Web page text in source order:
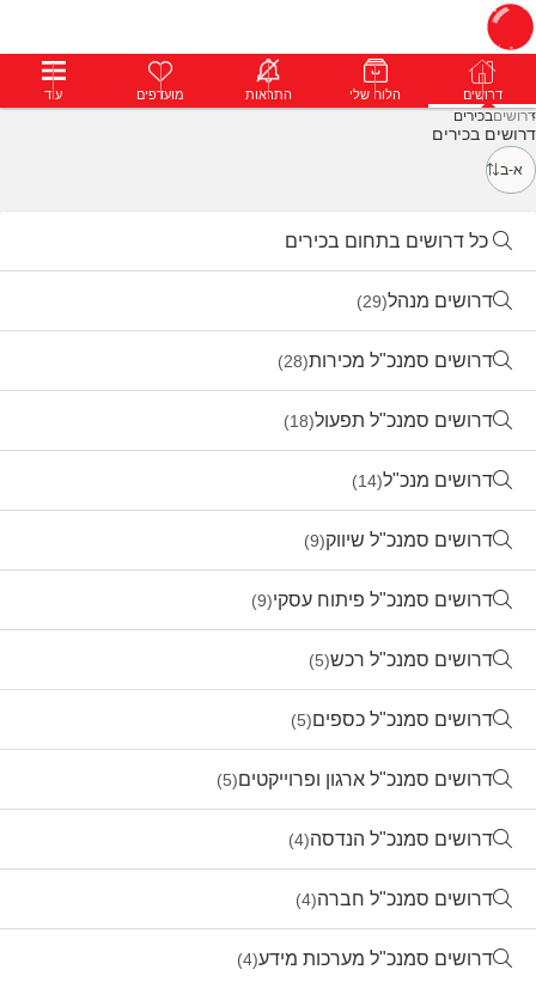
דרושים פרופילים הודעות פרימיום דרושים הלוח שלי התראות מועדפים עוד
דרושיםבכירים
דרושים בכירים
א-ב
כל דרושים בתחום בכירים
דרושים מנהל(29)
דרושים סמנכ"ל מכירות(28)
דרושים סמנכ"ל תפעול(18)
דרושים מנכ"ל(14)
דרושים סמנכ"ל שיווק(9)
דרושים סמנכ"ל פיתוח עסקי(9)
דרושים סמנכ"ל רכש(5)
דרושים סמנכ"ל כספים(5)
דרושים סמנכ"ל ארגון ופרוייקטים(5)
דרושים סמנכ"ל הנדסה(4)
דרושים סמנכ"ל חברה(4)
דרושים סמנכ"ל מערכות מידע(4)